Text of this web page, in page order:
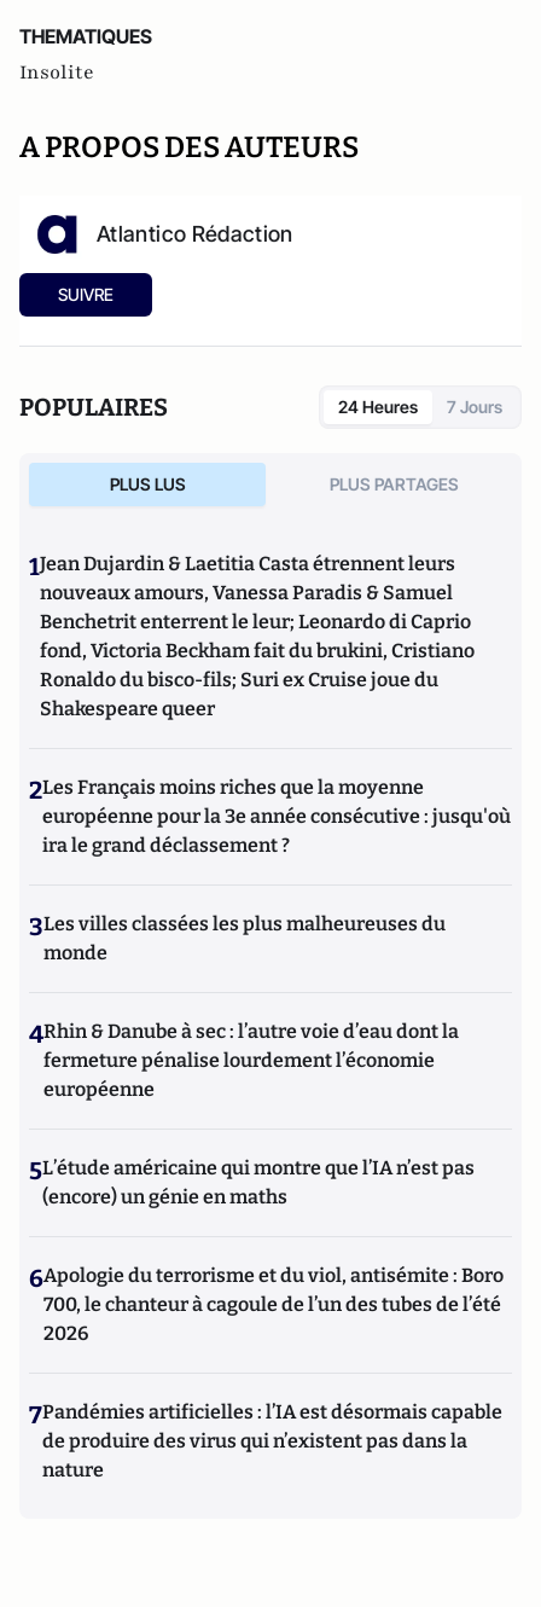
THEMATIQUES
Insolite
A PROPOS DES AUTEURS
Atlantico Rédaction
SUIVRE
POPULAIRES 24 Heures 7 Jours
PLUS LUS PLUS PARTAGES
1Jean Dujardin & Laetitia Casta étrennent leurs
nouveaux amours, Vanessa Paradis & Samuel
Benchetrit enterrent le leur; Leonardo di Caprio
fond, Victoria Beckham fait du brukini, Cristiano
Ronaldo du bisco-fils; Suri ex Cruise joue du
Shakespeare queer
2Les Français moins riches que la moyenne
européenne pour la 3e année consécutive : jusqu'où
ira le grand déclassement ?
3Les villes classées les plus malheureuses du
monde
4Rhin & Danube à sec : l’autre voie d’eau dont la
fermeture pénalise lourdement l’économie
européenne
5L’étude américaine qui montre que l’IA n’est pas
(encore) un génie en maths
6Apologie du terrorisme et du viol, antisémite : Boro
700, le chanteur à cagoule de l’un des tubes de l’été
2026
7Pandémies artificielles : l’IA est désormais capable
de produire des virus qui n’existent pas dans la
nature